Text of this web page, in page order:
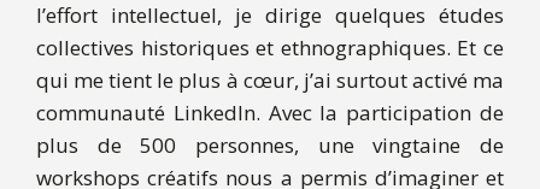
l’effort intellectuel, je dirige quelques études
collectives historiques et ethnographiques. Et ce
qui me tient le plus à cœur, j’ai surtout activé ma
communauté LinkedIn. Avec la participation de
plus de 500 personnes, une vingtaine de
workshops créatifs nous a permis d’imaginer et